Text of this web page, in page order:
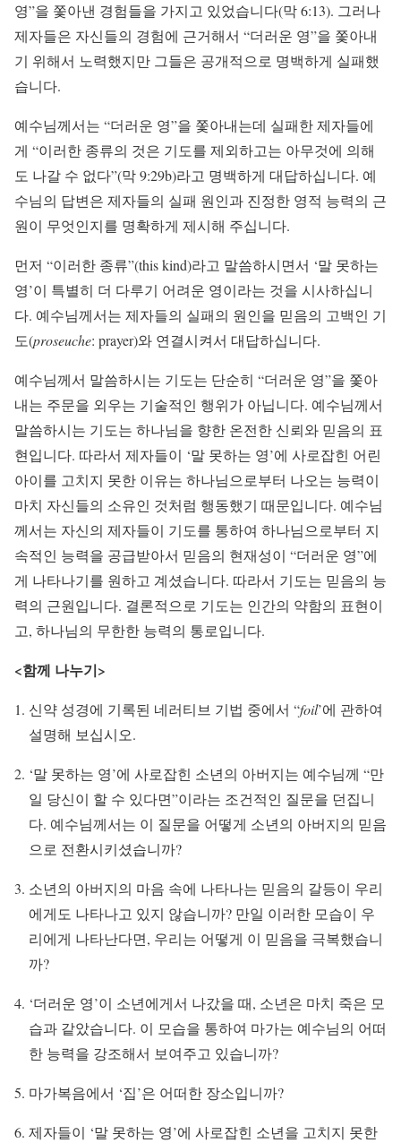
영”을 쫓아낸 경험들을 가지고 있었습니다(막 6:13). 그러나
제자들은 자신들의 경험에 근거해서 “더러운 영”을 쫓아내
기 위해서 노력했지만 그들은 공개적으로 명백하게 실패했
습니다.
예수님께서는 “더러운 영”을 쫓아내는데 실패한 제자들에
게 “이러한 종류의 것은 기도를 제외하고는 아무것에 의해
도 나갈 수 없다”(막 9:29b)라고 명백하게 대답하십니다. 예
수님의 답변은 제자들의 실패 원인과 진정한 영적 능력의 근
원이 무엇인지를 명확하게 제시해 주십니다.
먼저 “이러한 종류”(this kind)라고 말씀하시면서 ‘말 못하는
영’이 특별히 더 다루기 어려운 영이라는 것을 시사하십니
다. 예수님께서는 제자들의 실패의 원인을 믿음의 고백인 기
도(proseuche: prayer)와 연결시켜서 대답하십니다.
예수님께서 말씀하시는 기도는 단순히 “더러운 영”을 쫓아
내는 주문을 외우는 기술적인 행위가 아닙니다. 예수님께서
말씀하시는 기도는 하나님을 향한 온전한 신뢰와 믿음의 표
현입니다. 따라서 제자들이 ‘말 못하는 영’에 사로잡힌 어린
아이를 고치지 못한 이유는 하나님으로부터 나오는 능력이
마치 자신들의 소유인 것처럼 행동했기 때문입니다. 예수님
께서는 자신의 제자들이 기도를 통하여 하나님으로부터 지
속적인 능력을 공급받아서 믿음의 현재성이 “더러운 영”에
게 나타나기를 원하고 계셨습니다. 따라서 기도는 믿음의 능
력의 근원입니다. 결론적으로 기도는 인간의 약함의 표현이
고, 하나님의 무한한 능력의 통로입니다.
<함께 나누기>
신약 성경에 기록된 네러티브 기법 중에서 “foil’에 관하여
설명해 보십시오.
‘말 못하는 영’에 사로잡힌 소년의 아버지는 예수님께 “만
일 당신이 할 수 있다면”이라는 조건적인 질문을 던집니
다. 예수님께서는 이 질문을 어떻게 소년의 아버지의 믿음
으로 전환시키셨습니까?
소년의 아버지의 마음 속에 나타나는 믿음의 갈등이 우리
에게도 나타나고 있지 않습니까? 만일 이러한 모습이 우
리에게 나타난다면, 우리는 어떻게 이 믿음을 극복했습니
까?
‘더러운 영’이 소년에게서 나갔을 때, 소년은 마치 죽은 모
습과 같았습니다. 이 모습을 통하여 마가는 예수님의 어떠
한 능력을 강조해서 보여주고 있습니까?
마가복음에서 ‘집’은 어떠한 장소입니까?
제자들이 ‘말 못하는 영’에 사로잡힌 소년을 고치지 못한